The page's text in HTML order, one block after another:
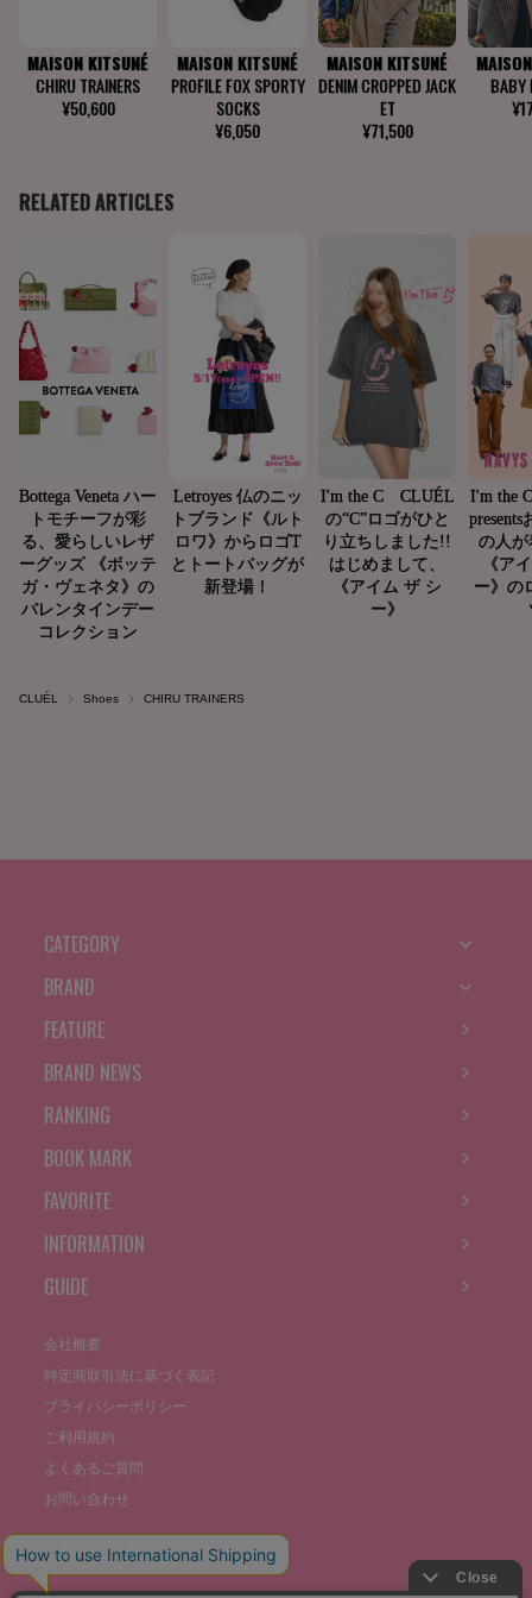
CLUÉL Shoes CHIRU TRAINERS
CATEGORY
BRAND
FEATURE
BRAND NEWS
RANKING
BOOK MARK
FAVORITE
INFORMATION
GUIDE
会社概要
特定商取引法に基づく表記
プライバシーポリシー
ご利用規約
よくあるご質問
お問い合わせ